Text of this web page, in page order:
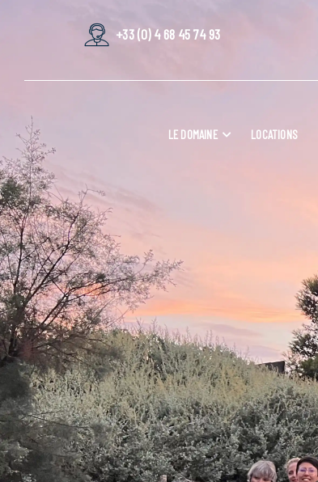
+33 (0) 4 68 45 74 93
LE DOMAINE LOCATIONS